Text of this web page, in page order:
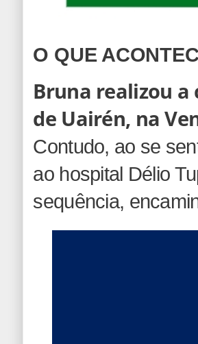
O QUE
Bruna realizou a
de Uairén, na
Contudo, ao se
ao hospital Délio
sequência,